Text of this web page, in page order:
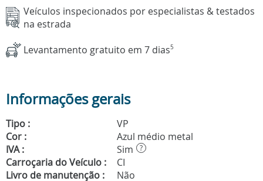
Veículos inspecionados por especialistas & testados
na estrada
Levantamento gratuito em 7 dias5
Informações gerais
Tipo :
VP
Cor :
Azul médio metal
IVA :
Sim ?
Carroçaria do Veículo :
CI
Livro de manutenção :
Não